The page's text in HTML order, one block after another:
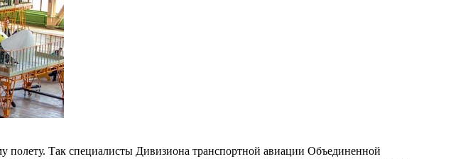
полету. Так специалисты Дивизиона транспортной авиации Объединенной